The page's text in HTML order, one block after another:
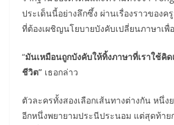
ประเด็นนี้อย่างลึกซึ้ง ผ่านเรื่องราวของ
ที่ต้องเผชิญนโยบายบังคับเปลี่ยนภาษาเพื่
“มันเหมือนถูกบังคับให้ทิ้งภาษาที่เราใช้คิ
ชีวิต” เธอกล่าว
ตัวละครทั้งสองเลือกเส้นทางต่างกัน หนึ่ง
อีกหนึ่งพยายามประนีประนอม แต่สุดท้า